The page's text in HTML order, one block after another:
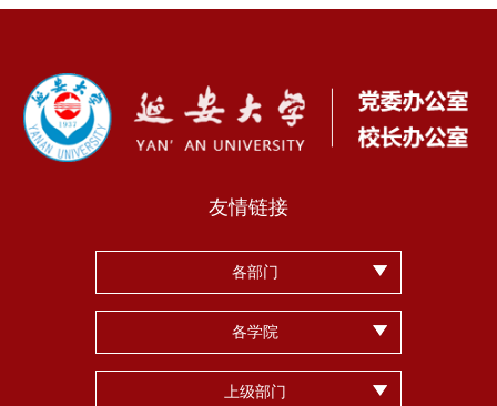
友情链接
各部门
各学院
上级部门